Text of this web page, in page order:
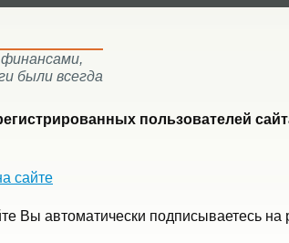
были всегда
пользователей
сайте
Вы автоматически подписываетесь на